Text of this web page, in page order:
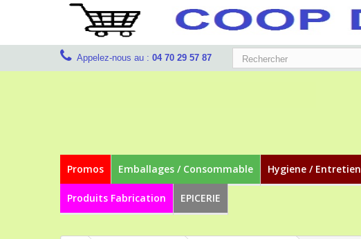
Appelez-nous au : 04 70 29 57 87
Promos Emballages / Consommable Hygiene / Entretien
Produits Fabrication EPICERIE